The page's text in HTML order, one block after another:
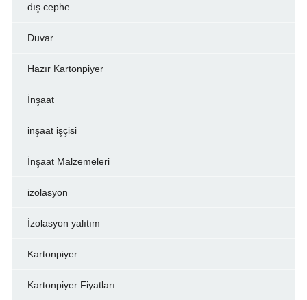
dış cephe
Duvar
Hazır Kartonpiyer
İnşaat
inşaat işçisi
İnşaat Malzemeleri
izolasyon
İzolasyon yalıtım
Kartonpiyer
Kartonpiyer Fiyatları